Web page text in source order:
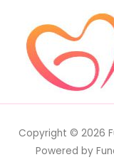
Copyright © 2026
Powered by